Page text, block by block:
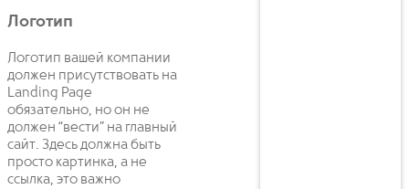
Логотип
Логотип вашей компании
должен присутствовать на
Landing Page
обязательно, но он не
должен “вести” на главный
сайт. Здесь должна быть
просто картинка, а не
ссылка, это важно